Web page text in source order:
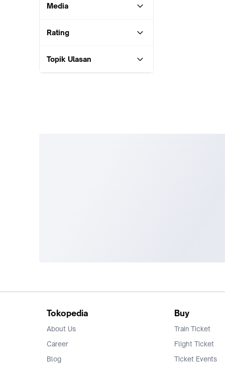
Media
Rating
Topik Ulasan
Tokopedia
About Us
Career
Blog
Buy
Train Ticket
Flight Ticket
Ticket Events